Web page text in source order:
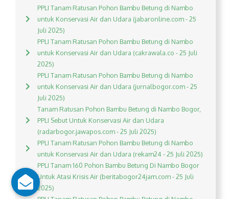
PPLI Tanam Ratusan Pohon Bambu Betung di Nambo
untuk Konservasi Air dan Udara (jabaronline.com - 25
Juli 2025)
PPLI Tanam Ratusan Pohon Bambu Betung di Nambo
untuk Konservasi Air dan Udara (cakrawala.co - 25 Juli
2025)
PPLI Tanam Ratusan Pohon Bambu Betung di Nambo
untuk Konservasi Air dan Udara (jurnalbogor.com - 25
Juli 2025)
Tanam Ratusan Pohon Bambu Betung di Nambo Bogor,
PPLI Sebut Untuk Konservasi Air dan Udara
(radarbogor.jawapos.com - 25 Juli 2025)
PPLI Tanam Ratusan Pohon Bambu Betung di Nambo
untuk Konservasi Air dan Udara (rekam24 - 25 Juli 2025)
PPLI Tanam 160 Pohon Bambu Betung Di Nambo Bogor
Untuk Atasi Krisis Air (beritabogor24jam.com - 25 Juli
2025)